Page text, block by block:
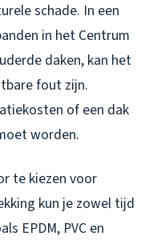
schade. In een
in het Centrum
daken, kan het
fout zijn.
of een dak
worden.
te kiezen voor
kun je zowel tijd
EPDM, PVC en